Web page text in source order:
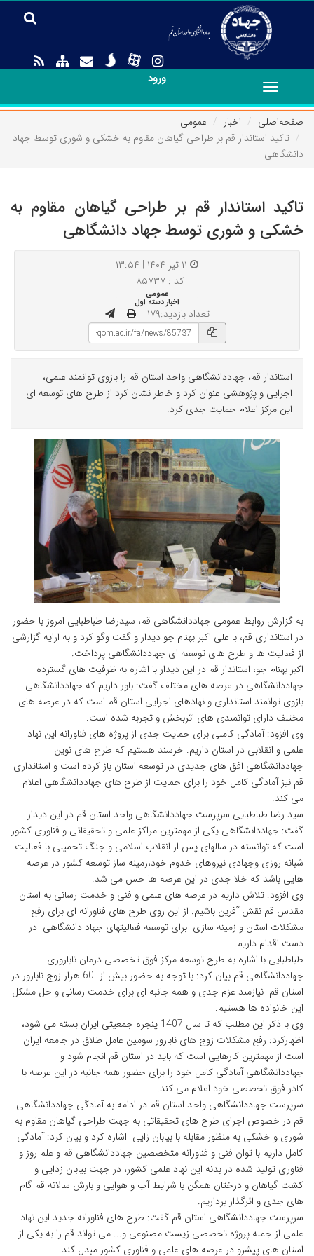
ورود
Toggle
navigation
صفحه‌اصلی
اخبار
عمومی
تاکید استاندار قم بر طراحی گیاهان مقاوم به خشکی و شوری توسط جهاد
دانشگاهی
تاکید استاندار قم بر طراحی گیاهان مقاوم به
خشکی و شوری توسط جهاد دانشگاهی
کد : ۸۵۷۳۷
عمومی
اخبار دسته اول
تعداد بازدید:۱۷۹
استاندار قم، جهاددانشگاهی واحد استان قم را بازوی توانمند علمی،
اجرایی و پژوهشی عنوان کرد و خاطر نشان کرد از طرح های توسعه ای
این مرکز اعلام حمایت جدی کرد.
به گزارش روابط عمومی جهاددانشگاهی قم، سیدرضا طباطبایی امروز با حضور
در استانداری قم، با علی اکبر بهنام جو دیدار و گفت وگو کرد و به ارایه گزارشی
از فعالیت ها و طرح های توسعه ای جهاددانشگاهی پرداخت.
اکبر بهنام جو، استاندار قم در این دیدار با اشاره به ظرفیت های گسترده
جهاددانشگاهی در عرصه های مختلف گفت: باور داریم که جهاددانشگاهی
بازوی توانمند استانداری و نهادهای اجرایی استان قم است که در عرصه های
مختلف دارای توانمندی های اثربخش و تجربه شده است.
وی افزود: آمادگی کاملی برای حمایت جدی از پروژه های فناورانه این نهاد
علمی و انقلابی در استان داریم. خرسند هستیم که طرح های نوین
جهاددانشگاهی افق های جدیدی در توسعه استان باز کرده است و استانداری
قم نیز آمادگی کامل خود را برای حمایت از طرح های جهاددانشگاهی اعلام
می کند.
سید رضا طباطبایی سرپرست جهاددانشگاهی واحد استان قم در این دیدار
گفت: جهاددانشگاهی یکی از مهمترین مراکز علمی و تحقیقاتی و فناوری کشور
است که توانسته در سالهای پس از انقلاب اسلامی و جنگ تحمیلی با فعالیت
شبانه روزی وجهادی نیروهای خدوم خود،زمینه ساز توسعه کشور در عرصه
هایی باشد که خلا جدی در این عرصه ها حس می شد.
وی افزود: تلاش داریم در عرصه های علمی و فنی و خدمت رسانی به استان
مقدس قم نقش آفرین باشیم. از این روی طرح های فناورانه ای برای رفع
مشکلات استان و زمینه سازی برای توسعه فعالیتهای جهاد دانشگاهی در
دست اقدام داریم.
طباطبایی با اشاره به طرح توسعه مرکز فوق تخصصی درمان ناباروری
جهاددانشگاهی قم بیان کرد: با توجه به حضور بیش از 60 هزار زوج نابارور در
استان قم نیازمند عزم جدی و همه جانبه ای برای خدمت رسانی و حل مشکل
این خانواده ها هستیم.
وی با ذکر این مطلب که تا سال 1407 پنجره جمعیتی ایران بسته می شود،
اظهارکرد: رفع مشکلات زوج های نابارور سومین عامل طلاق در جامعه ایران
است از مهمترین کارهایی است که باید در استان قم انجام شود و
جهاددانشگاهی آمادگی کامل خود را برای حضور همه جانبه در این عرصه با
کادر فوق تخصصی خود اعلام می کند.
سرپرست جهاددانشگاهی واحد استان قم در ادامه به آمادگی جهاددانشگاهی
قم در خصوص اجرای طرح های تحقیقاتی به جهت طراحی گیاهان مقاوم به
شوری و خشکی به منظور مقابله با بیابان زایی اشاره کرد و بیان کرد: آمادگی
کامل داریم با توان فنی و فناورانه متخصصین جهاددانشگاهی قم و علم روز و
فناوری تولید شده در بدنه این نهاد علمی کشور، در جهت بیابان زدایی و
کشت گیاهان و درختان همگن با شرایط آب و هوایی و بارش سالانه قم گام
های جدی و اثرگذار برداریم.
سرپرست جهاددانشگاهی استان قم گفت: طرح های فناورانه جدید این نهاد
علمی از جمله پروژه تخصصی زیست مصنوعی و... می تواند قم را به یکی از
استان های پیشرو در عرصه های علمی و فناوری کشور مبدل کند.